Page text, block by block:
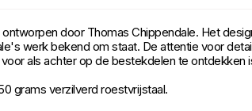
door Thomas Chippendale. Het
werk bekend om staat. De attentie voor
als achter op de bestekdelen te ontdekken
grams verzilverd roestvrijstaal.